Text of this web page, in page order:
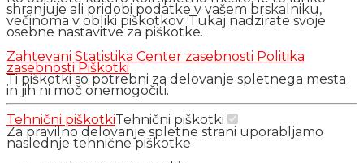
shranjuje ali pridobi podatke v vašem brskalniku,
večinoma v obliki piškotkov. Tukaj nadzirate svoje
osebne nastavitve za piškotke.
Zahtevani Statistika Center zasebnosti Politika
zasebnosti Piškotki
Ti piškotki so potrebni za delovanje spletnega mesta
in jih ni moč onemogočiti.
Tehnični piškotkiTehnični piškotki
Za pravilno delovanje spletne strani uporabljamo
naslednje tehnične piškotke